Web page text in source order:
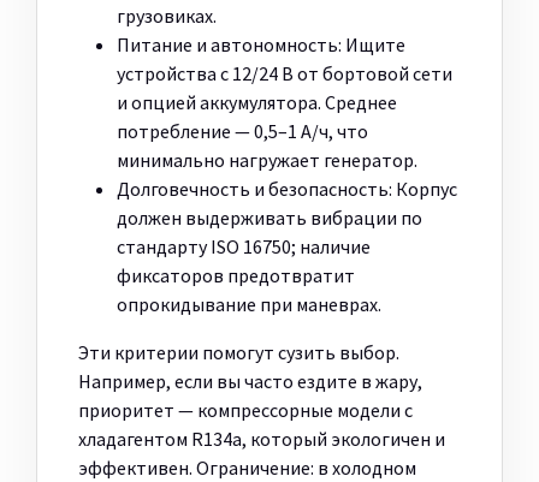
грузовиках.
Питание и автономность: Ищите
устройства с 12/24 В от бортовой сети
и опцией аккумулятора. Среднее
потребление — 0,5–1 А/ч, что
минимально нагружает генератор.
Долговечность и безопасность: Корпус
должен выдерживать вибрации по
стандарту ISO 16750; наличие
фиксаторов предотвратит
опрокидывание при маневрах.
Эти критерии помогут сузить выбор.
Например, если вы часто ездите в жару,
приоритет — компрессорные модели с
хладагентом R134a, который экологичен и
эффективен. Ограничение: в холодном